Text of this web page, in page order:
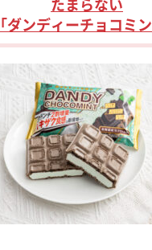
たまらない
「ダンディーチョコミン